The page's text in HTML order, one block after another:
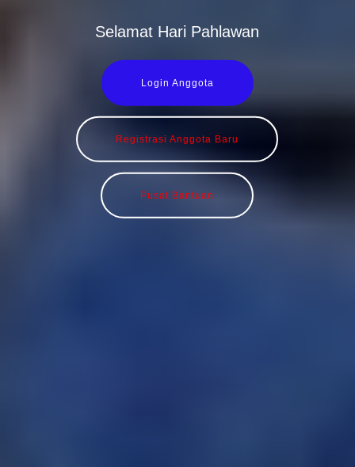
Selamat Hari Pahlawan
Login Anggota
Registrasi Anggota Baru
Pusat Bantuan